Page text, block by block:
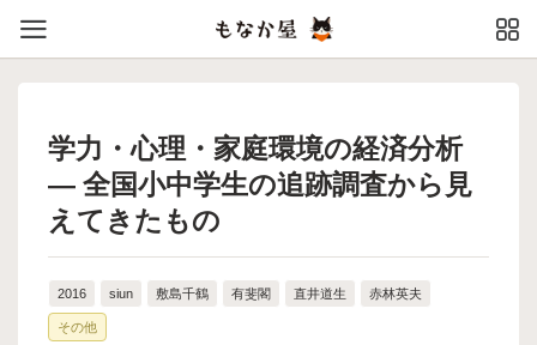
学力・心理・家庭環境の経済分析
— 全国小中学生の追跡調査から見
えてきたもの
2016 siun 敷島千鶴 有斐閣 直井道生 赤林英夫
その他